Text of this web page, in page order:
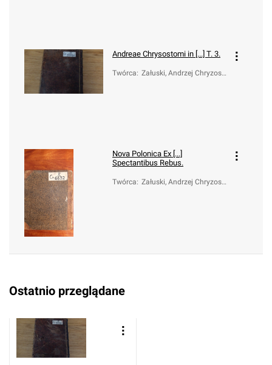
Andreae Chrysostomi in [...] T. 3.
Twórca: Załuski, Andrzej Chryzost
Nova Polonica Ex [...]
Spectantibus Rebus.
Twórca: Załuski, Andrzej Chryzost
Ostatnio przeglądane